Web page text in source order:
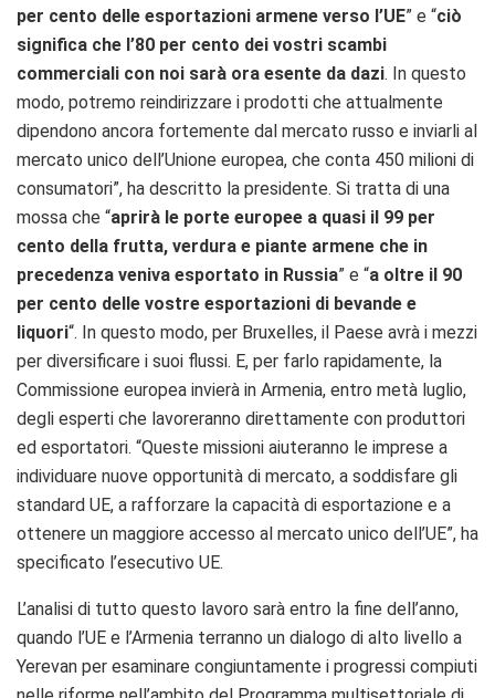
per cento delle esportazioni armene verso l’UE” e “ciò
significa che l’80 per cento dei vostri scambi
commerciali con noi sarà ora esente da dazi. In questo
modo, potremo reindirizzare i prodotti che attualmente
dipendono ancora fortemente dal mercato russo e inviarli al
mercato unico dell’Unione europea, che conta 450 milioni di
consumatori”, ha descritto la presidente. Si tratta di una
mossa che “aprirà le porte europee a quasi il 99 per
cento della frutta, verdura e piante armene che in
precedenza veniva esportato in Russia” e “a oltre il 90
per cento delle vostre esportazioni di bevande e
liquori“. In questo modo, per Bruxelles, il Paese avrà i mezzi
per diversificare i suoi flussi. E, per farlo rapidamente, la
Commissione europea invierà in Armenia, entro metà luglio,
degli esperti che lavoreranno direttamente con produttori
ed esportatori. “Queste missioni aiuteranno le imprese a
individuare nuove opportunità di mercato, a soddisfare gli
standard UE, a rafforzare la capacità di esportazione e a
ottenere un maggiore accesso al mercato unico dell’UE”, ha
specificato l’esecutivo UE.
L’analisi di tutto questo lavoro sarà entro la fine dell’anno,
quando l’UE e l’Armenia terranno un dialogo di alto livello a
Yerevan per esaminare congiuntamente i progressi compiuti